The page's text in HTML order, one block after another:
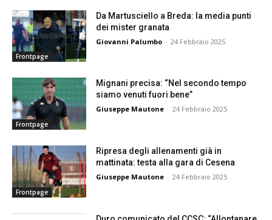
Frontpage
Da Martusciello a Breda: la media punti
dei mister granata
Giovanni Palumbo - 24 Febbraio 2025
Frontpage
Mignani precisa: “Nel secondo tempo
siamo venuti fuori bene”
Giuseppe Mautone - 24 Febbraio 2025
Frontpage
Ripresa degli allenamenti già in
mattinata: testa alla gara di Cesena
Giuseppe Mautone - 24 Febbraio 2025